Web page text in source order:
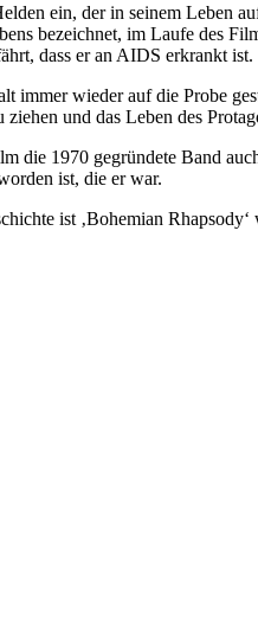
ein, der in seinem Leben
bezeichnet, im Laufe des
dass er an AIDS erkrankt ist.
immer wieder auf die Probe
und das Leben des
1970 gegründete Band
ist, die er war.
ist ‚Bohemian